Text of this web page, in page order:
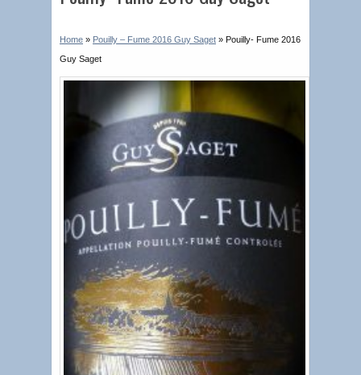
Home » Pouilly – Fume 2016 Guy Saget » Pouilly- Fume 2016
Guy Saget